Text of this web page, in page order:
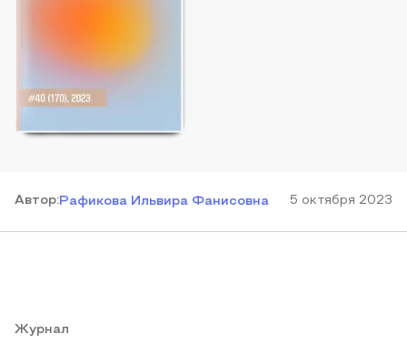
Автор:Рафикова Ильвира Фанисовна 5 октября 2023
Журнал